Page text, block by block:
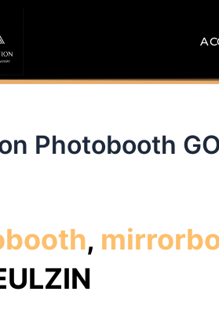
Photobooth
,